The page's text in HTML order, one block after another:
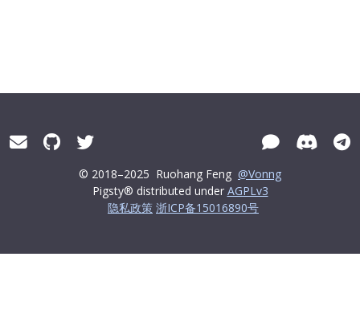
© 2018–2025 Ruohang Feng @Vonng
Pigsty® distributed under AGPLv3
隐私政策 浙ICP备15016890号